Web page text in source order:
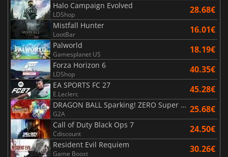
Halo Campaign Evolved
LDShop 28.68€
Mistfall Hunter
LootBar 16.01€
Palworld
Gamesplanet US 18.19€
Forza Horizon 6
LDShop 40.35€
EA SPORTS FC 27
E.Leclerc 45.28€
DRAGON BALL Sparking! ZERO Super Limit Breaking NEO
G2A 25.68€
Call of Duty Black Ops 7
Cdiscount 24.50€
Resident Evil Requiem
Game Boost 30.26€